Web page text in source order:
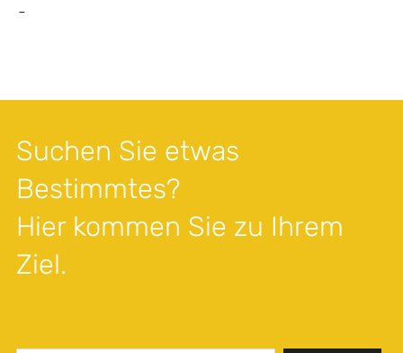
-
Suchen Sie etwas
Bestimmtes?
Hier kommen Sie zu Ihrem
Ziel.